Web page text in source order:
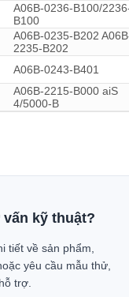
A06B-0236-B100/
B100
A06B-0235-B202
2235-B202
A06B-0243-B401
A06B-2215-B000 aiS
4/5000-B
kỹ thuật?
tiết về sản phẩm,
yêu cầu mẫu thử,
trợ.